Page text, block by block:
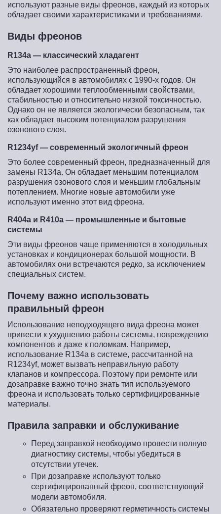
используют разные виды фреонов, каждый из которых
обладает своими характеристиками и требованиями.
Виды фреонов
R134a — классический хладагент
Это наиболее распространенный фреон,
использующийся в автомобилях с 1990-х годов. Он
обладает хорошими теплообменными свойствами,
стабильностью и относительно низкой токсичностью.
Однако он не является экологически безопасным, так
как обладает высоким потенциалом разрушения
озонового слоя.
R1234yf — современный экологичный фреон
Это более современный фреон, предназначенный для
замены R134a. Он обладает меньшим потенциалом
разрушения озонового слоя и меньшим глобальным
потеплением. Многие новые автомобили уже
используют именно этот вид фреона.
R404a и R410a — промышленные и бытовые
системы
Эти виды фреонов чаще применяются в холодильных
установках и кондиционерах большой мощности. В
автомобилях они встречаются редко, за исключением
специальных систем.
Почему важно использовать
правильный фреон
Использование неподходящего вида фреона может
привести к ухудшению работы системы, повреждению
компонентов и даже к поломкам. Например,
использование R134a в системе, рассчитанной на
R1234yf, может вызвать неправильную работу
клапанов и компрессора. Поэтому при ремонте или
дозаправке важно точно знать тип используемого
фреона и использовать только сертифицированные
материалы.
Правила заправки и обслуживание
Перед заправкой необходимо провести полную
диагностику системы, чтобы убедиться в
отсутствии утечек.
При дозаправке используют только
сертифицированный фреон, соответствующий
модели автомобиля.
Обязательно проверяют герметичность системы